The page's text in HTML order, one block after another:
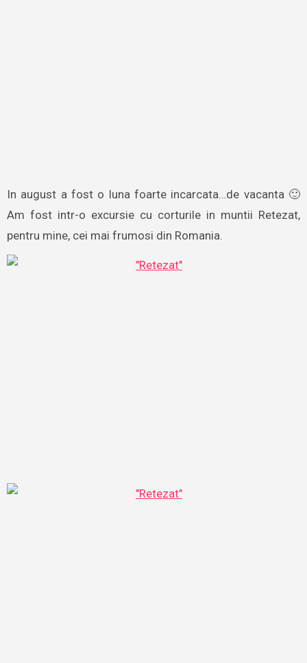
In august a fost o luna foarte incarcata…de vacanta 🙂
Am fost intr-o excursie cu corturile in muntii Retezat,
pentru mine, cei mai frumosi din Romania.